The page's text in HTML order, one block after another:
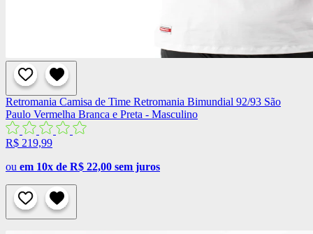
Retromania Camisa de Time Retromania Bimundial 92/93 São
Paulo Vermelha Branca e Preta - Masculino
R$ 219,99
ou em 10x de R$ 22,00 sem juros